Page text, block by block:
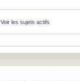
Voir les sujets actifs